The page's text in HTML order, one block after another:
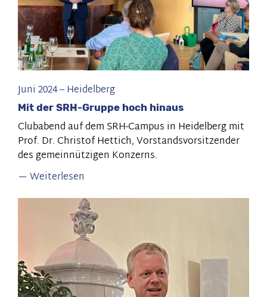
Juni 2024–Heidelberg
Mit der SRH-Gruppe hoch hinaus
Clubabend auf dem SRH-Campus in Heidelberg mit
Prof. Dr. Christof Hettich, Vorstandsvorsitzender
des gemeinnützigen Konzerns.
Weiterlesen
Mit
der
SRH-
Gruppe
hoch
hinaus